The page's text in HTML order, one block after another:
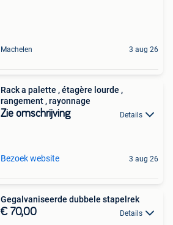
Machelen 3 aug 26
Rack a palette , étagère lourde ,
rangement , rayonnage
Zie omschrijving Details
Bezoek website 3 aug 26
Gegalvaniseerde dubbele stapelrek
€ 70,00 Details